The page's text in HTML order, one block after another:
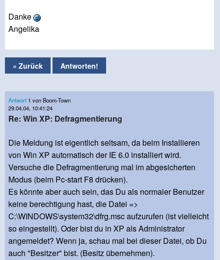
Danke
Angelika
« Zurück Antworten!
Antwort 1 von Boom-Town
29.04.04, 10:41:24
Re: Win XP: Defragmentierung
Die Meldung ist eigentlich seltsam, da beim Installieren
von Win XP automatisch der IE 6.0 installiert wird.
Versuche die Defragmentierung mal im abgesicherten
Modus (beim Pc-start F8 drücken).
Es könnte aber auch sein, das Du als normaler Benutzer
keine berechtigung hast, die Datei =>
C:\WINDOWS\system32\dfrg.msc aufzurufen (ist vielleicht
so eingestellt). Oder bist du in XP als Administrator
angemeldet? Wenn ja, schau mal bei dieser Datei, ob Du
auch "Besitzer" bist. (Besitz übernehmen).